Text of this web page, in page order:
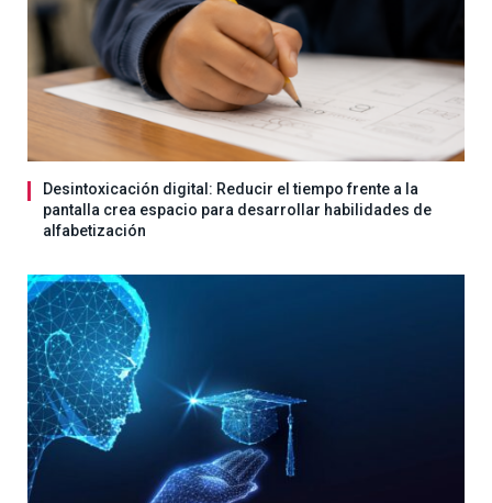
Desintoxicación digital: Reducir el tiempo frente a la
pantalla crea espacio para desarrollar habilidades de
alfabetización